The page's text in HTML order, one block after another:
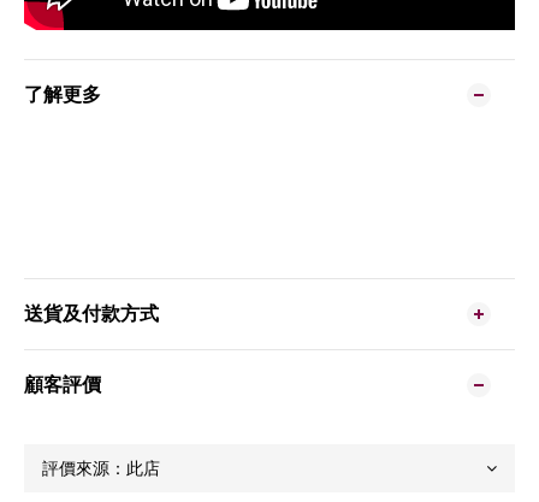
了解更多
送貨及付款方式
顧客評價